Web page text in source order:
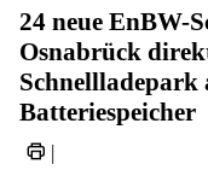
24 neue EnBW-
Osnabrück
Schnellladepark
Batteriespeicher
|